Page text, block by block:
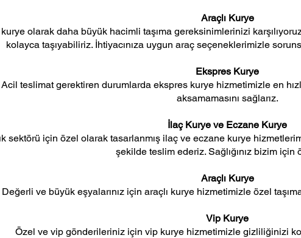
Araçlı Kurye
kurye olarak daha büyük hacimli taşıma gereksinimlerinizi
kolayca taşıyabiliriz. İhtiyacınıza uygun araç seçeneklerimizle
Ekspres Kurye
Acil teslimat gerektiren durumlarda ekspres kurye hizmetimizle en
aksamamasını sağlarız.
İlaç Kurye ve Eczane Kurye
sektörü için özel olarak tasarlanmış ilaç ve eczane kurye
şekilde teslim ederiz. Sağlığınız bizim için
Araçlı Kurye
Değerli ve büyük eşyalarınız için araçlı kurye hizmetimizle özel
Vip Kurye
Özel ve vip gönderileriniz için vip kurye hizmetimizle gizliliğinizi